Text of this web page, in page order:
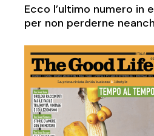
Ecco l’ultimo numero in
per non perderne